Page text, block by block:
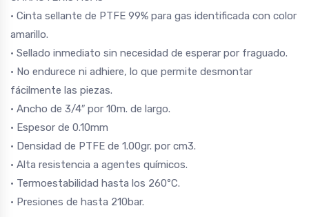
• Cinta sellante de PTFE 99% para gas identificada con color
amarillo.
• Sellado inmediato sin necesidad de esperar por fraguado.
• No endurece ni adhiere, lo que permite desmontar
fácilmente las piezas.
• Ancho de 3/4″ por 10m. de largo.
• Espesor de 0.10mm
• Densidad de PTFE de 1.00gr. por cm3.
• Alta resistencia a agentes químicos.
• Termoestabilidad hasta los 260ºC.
• Presiones de hasta 210bar.